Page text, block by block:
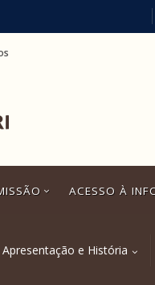
ACESSO À
Apresentação e História